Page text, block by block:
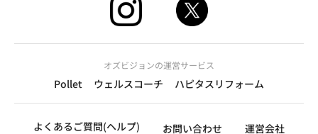
オズビジョンの運営サービス
Pollet ウェルスコーチ ハピタスリフォーム
よくあるご質問(ヘルプ) お問い合わせ 運営会社